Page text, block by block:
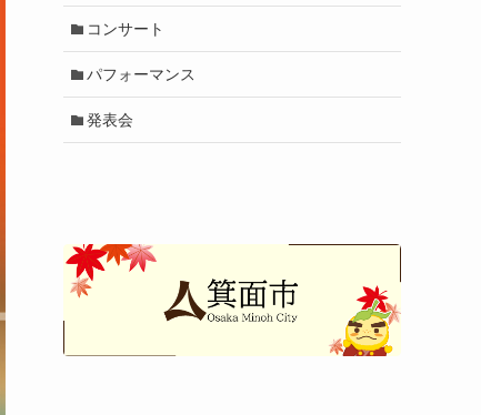
コンサート
パフォーマンス
発表会